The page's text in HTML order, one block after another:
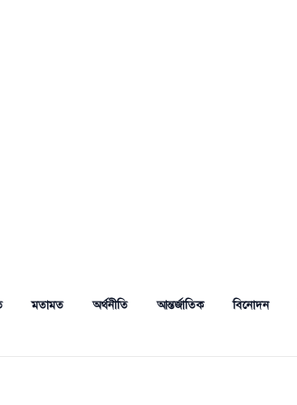
মতামত অর্থনীতি আন্তর্জাতিক বিনোদন